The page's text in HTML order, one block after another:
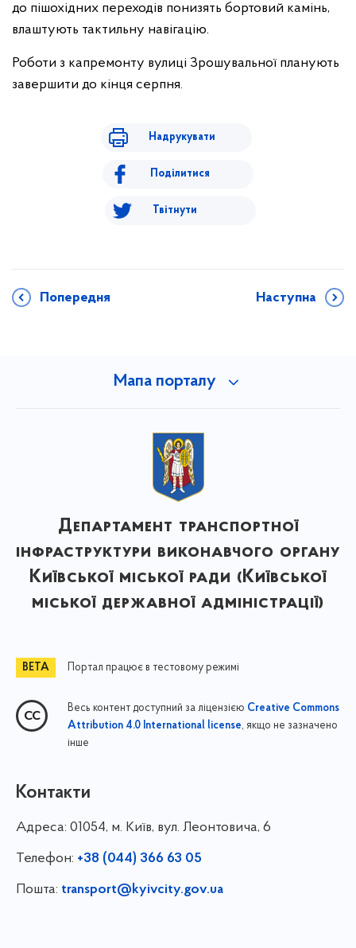
до пішохідних переходів понизять бортовий камінь,
влаштують тактильну навігацію.
Роботи з капремонту вулиці Зрошувальної планують
завершити до кінця серпня.
Надрукувати
Поділитися
Твітнути
Попередня Наступна
Мапа порталу
Департамент транспортної
інфраструктури виконавчого органу
Київської міської ради (Київської
міської державної адміністрації)
Портал працює в тестовому режимі
Весь контент доступний за ліцензією Creative Commons
Attribution 4.0 International license, якщо не зазначено
інше
Контакти
Адреса: 01054, м. Київ, вул. Леонтовича, 6
Телефон: +38 (044) 366 63 05
Пошта: transport@kyivcity.gov.ua